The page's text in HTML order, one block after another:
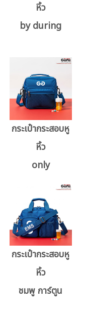
หิ้ว
by during
กระเป๋ากระสอบหู
หิ้ว
only
กระเป๋ากระสอบหู
หิ้ว
ชมพู การ์ตูน